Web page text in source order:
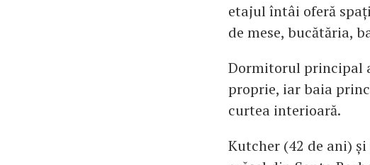
etajul întâi oferă
de mese, bucătăria,
Dormitorul principal
proprie, iar baia
curtea interioară.
Kutcher (42 de ani)